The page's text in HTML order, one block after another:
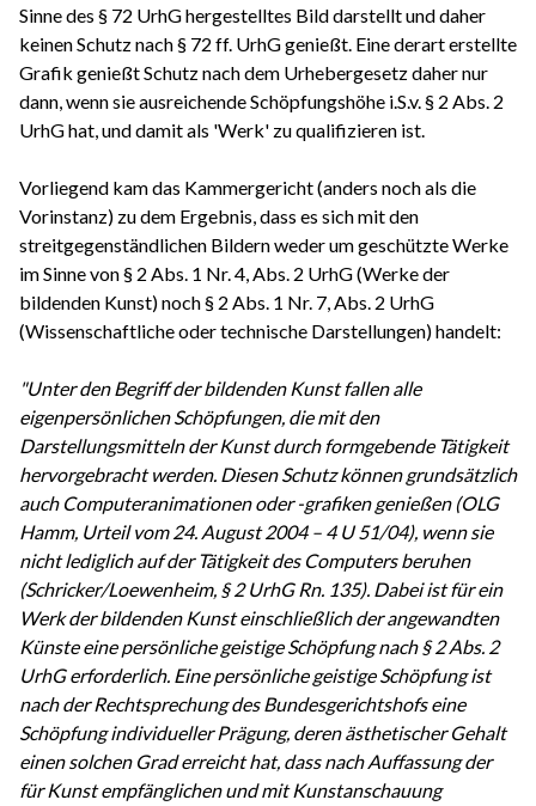
Sinne des § 72 UrhG hergestelltes Bild darstellt und daher
keinen Schutz nach § 72 ff. UrhG genießt. Eine derart erstellte
Grafik genießt Schutz nach dem Urhebergesetz daher nur
dann, wenn sie ausreichende Schöpfungshöhe i.S.v. § 2 Abs. 2
UrhG hat, und damit als 'Werk' zu qualifizieren ist.
Vorliegend kam das Kammergericht (anders noch als die
Vorinstanz) zu dem Ergebnis, dass es sich mit den
streitgegenständlichen Bildern weder um geschützte Werke
im Sinne von § 2 Abs. 1 Nr. 4, Abs. 2 UrhG (Werke der
bildenden Kunst) noch § 2 Abs. 1 Nr. 7, Abs. 2 UrhG
(Wissenschaftliche oder technische Darstellungen) handelt:
"Unter den Begriff der bildenden Kunst fallen alle
eigenpersönlichen Schöpfungen, die mit den
Darstellungsmitteln der Kunst durch formgebende Tätigkeit
hervorgebracht werden. Diesen Schutz können grundsätzlich
auch Computeranimationen oder -grafiken genießen (OLG
Hamm, Urteil vom 24. August 2004 – 4 U 51/04), wenn sie
nicht lediglich auf der Tätigkeit des Computers beruhen
(Schricker/Loewenheim, § 2 UrhG Rn. 135). Dabei ist für ein
Werk der bildenden Kunst einschließlich der angewandten
Künste eine persönliche geistige Schöpfung nach § 2 Abs. 2
UrhG erforderlich. Eine persönliche geistige Schöpfung ist
nach der Rechtsprechung des Bundesgerichtshofs eine
Schöpfung individueller Prägung, deren ästhetischer Gehalt
einen solchen Grad erreicht hat, dass nach Auffassung der
für Kunst empfänglichen und mit Kunstanschauung